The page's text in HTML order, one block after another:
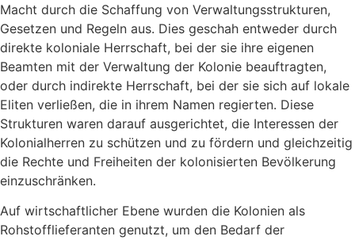
Macht durch die Schaffung von Verwaltungsstrukturen,
Gesetzen und Regeln aus. Dies geschah entweder durch
direkte koloniale Herrschaft, bei der sie ihre eigenen
Beamten mit der Verwaltung der Kolonie beauftragten,
oder durch indirekte Herrschaft, bei der sie sich auf lokale
Eliten verließen, die in ihrem Namen regierten. Diese
Strukturen waren darauf ausgerichtet, die Interessen der
Kolonialherren zu schützen und zu fördern und gleichzeitig
die Rechte und Freiheiten der kolonisierten Bevölkerung
einzuschränken.
Auf wirtschaftlicher Ebene wurden die Kolonien als
Rohstofflieferanten genutzt, um den Bedarf der